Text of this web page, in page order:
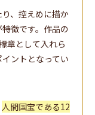
、控えめに描か
徴です。作品の
章として入れら
ントとなってい
人間国宝である12